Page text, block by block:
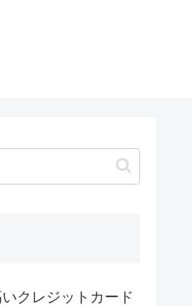
クレジットカード